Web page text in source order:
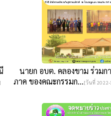
นายก อบต. คลองขาม ร่วมก
ภาค ของคณะกรรมก...[วันที่